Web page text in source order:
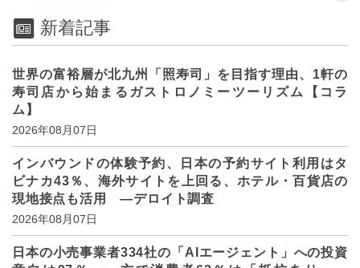
新着記事
世界の富裕層が北九州「照寿司」を目指す理由、1軒の
寿司店から始まるガストロノミーツーリズム【コラ
ム】
2026年08月07日
インバウンドの体験予約、日本の予約サイト利用はタ
ビナカ43％、海外サイトを上回る、ホテル・百貨店の
現地接点も活用 ―デロイト調査
2026年08月07日
日本の小売事業者334社の「AIエージェント」への投資